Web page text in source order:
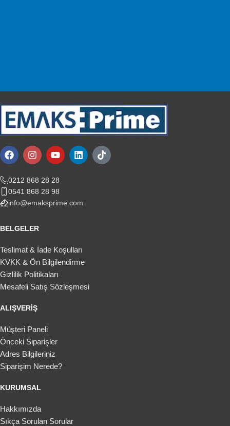
0212 868 28 28
0541 868 28 98
info@emaksprime.com
BELGELER
Teslimat & İade Koşulları
KVKK & Ön Bilgilendirme
Gizlilik Politikaları
Mesafeli Satış Sözleşmesi
ALIŞVERIŞ
Müşteri Paneli
Önceki Siparişler
Adres Bilgileriniz
Siparişim Nerede?
KURUMSAL
Hakkımızda
Sıkça Sorulan Sorular